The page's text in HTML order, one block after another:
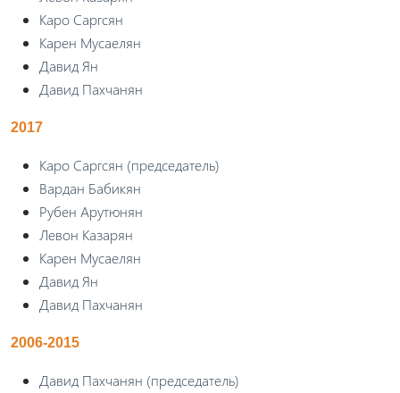
Каро Саргсян
Карен Мусаелян
Давид Ян
Давид Пахчанян
2017
Каро Саргсян (председатель)
Вардан Бабикян
Рубен Арутюнян
Левон Казарян
Карен Мусаелян
Давид Ян
Давид Пахчанян
2006-2015
Давид Пахчанян (председатель)